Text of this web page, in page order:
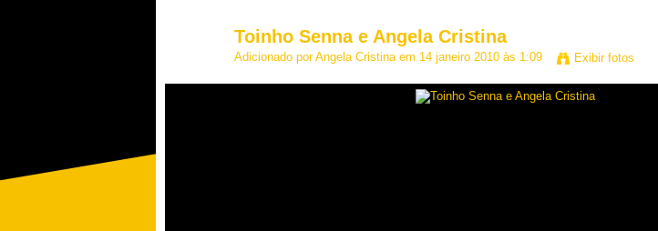
Toinho Senna e Angela Cristina
Adicionado porAngela Cristinaem 14 janeiro 2010 às 1:09 Exibir fotos